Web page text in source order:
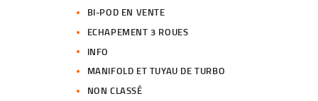
BI-POD EN VENTE
ECHAPEMENT 3 ROUES
INFO
MANIFOLD ET TUYAU DE TURBO
NON CLASSÉ